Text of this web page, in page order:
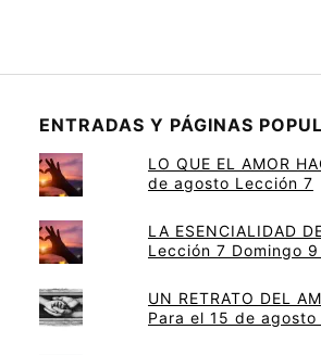
ENTRADAS Y PÁGINAS
LO QUE EL AMOR
de agosto Lección 7
LA ESENCIALIDAD
Lección 7 Domingo
UN RETRATO DEL
Para el 15 de